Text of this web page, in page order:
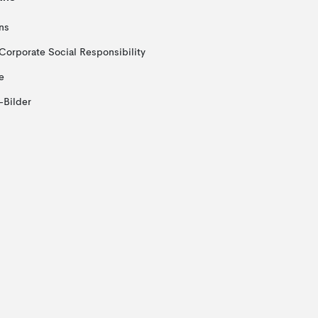
Social Responsibility
Bilder